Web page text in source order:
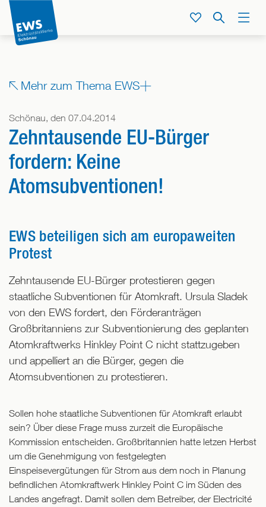
Direkt
zum
Inhalt
Menü
Suche
Service
Mehr zum Thema EWS
Zeige
dieser
ist
Schönau, den 07.04.2014
Zehntausende EU-Bürger
fordern: Keine
Atomsubventionen!
EWS beteiligen sich am europaweiten
Protest
Zehntausende EU-Bürger protestieren gegen
staatliche Subventionen für Atomkraft. Ursula Sladek
von den EWS fordert, den Förderanträgen
Großbritanniens zur Subventionierung des geplanten
Atomkraftwerks Hinkley Point C nicht stattzugeben
und appelliert an die Bürger, gegen die
Atomsubventionen zu protestieren.
Sollen hohe staatliche Subventionen für Atomkraft erlaubt
sein? Über diese Frage muss zurzeit die Europäische
Kommission entscheiden. Großbritannien hatte letzen Herbst
um die Genehmigung von festgelegten
Einspeisevergütungen für Strom aus dem noch in Planung
befindlichen Atomkraftwerk Hinkley Point C im Süden des
Landes angefragt. Damit sollen dem Betreiber, der Electricité